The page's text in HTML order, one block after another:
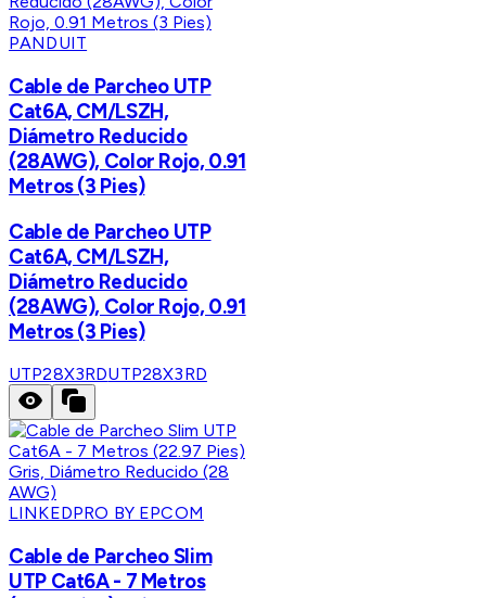
PANDUIT
Cable de Parcheo UTP
Cat6A, CM/LSZH,
Diámetro Reducido
(28AWG), Color Rojo, 0.91
Metros (3 Pies)
Cable de Parcheo UTP
Cat6A, CM/LSZH,
Diámetro Reducido
(28AWG), Color Rojo, 0.91
Metros (3 Pies)
UTP28X3RDUTP28X3RD
LINKEDPRO BY EPCOM
Cable de Parcheo Slim
UTP Cat6A - 7 Metros